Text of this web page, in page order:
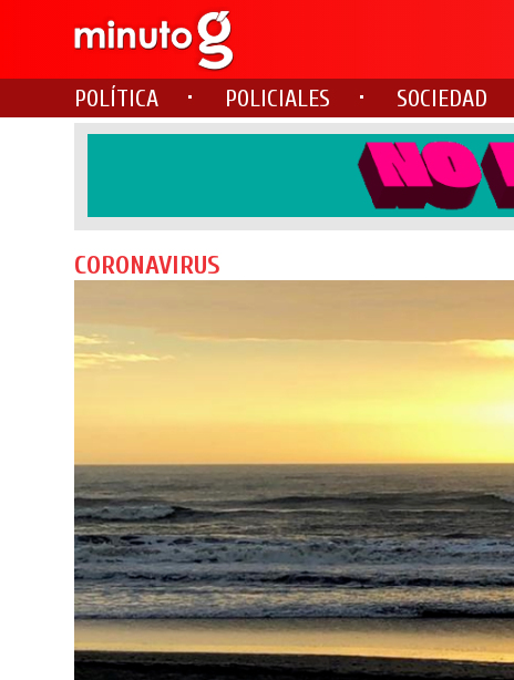
POLÍTICA POLICIALES SOCIEDAD
CORONAVIRUS